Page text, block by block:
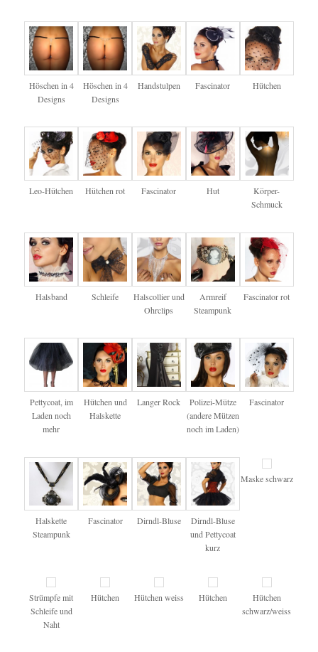
Höschen in 4
Designs
Höschen in 4
Designs
Handstulpen Fascinator Hütchen
Leo-Hütchen Hütchen rot Fascinator Hut
Körper-
Schmuck
Halsband Schleife
Halscollier und
Ohrclips
Armreif
Steampunk
Fascinator rot
Pettycoat, im
Laden noch
mehr
Hütchen und
Halskette
Langer Rock
Polizei-Mütze
(andere Mützen
noch im Laden)
Fascinator
Halskette
Steampunk
Fascinator Dirndl-Bluse
Dirndl-Bluse
und Pettycoat
kurz
Maske schwarz
Strümpfe mit
Schleife und
Naht
Hütchen Hütchen weiss Hütchen
Hütchen
schwarz/weiss